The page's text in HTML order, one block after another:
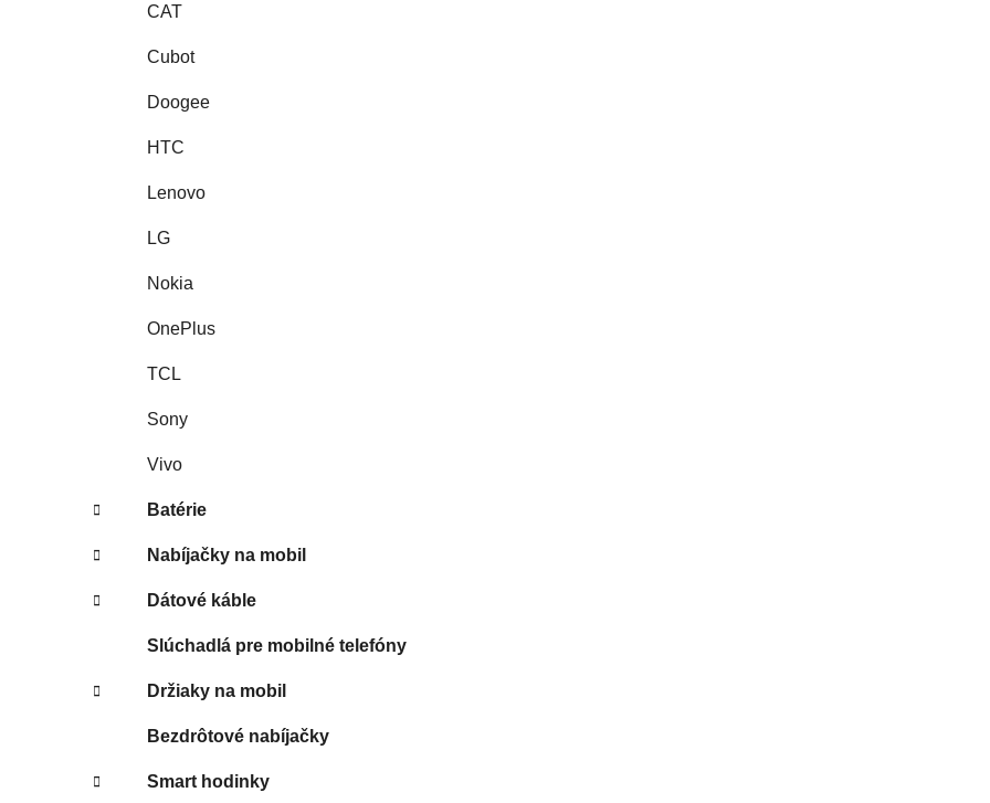
CAT
Cubot
Doogee
HTC
Lenovo
LG
Nokia
OnePlus
TCL
Sony
Vivo
Batérie
Nabíjačky na mobil
Dátové káble
Slúchadlá pre mobilné telefóny
Držiaky na mobil
Bezdrôtové nabíjačky
Smart hodinky